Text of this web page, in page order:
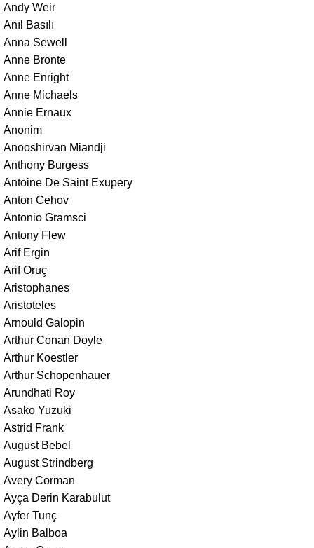
Andy Weir
Anıl Basılı
Anna Sewell
Anne Bronte
Anne Enright
Anne Michaels
Annie Ernaux
Anonim
Anooshirvan Miandji
Anthony Burgess
Antoine De Saint Exupery
Anton Cehov
Antonio Gramsci
Antony Flew
Arif Ergin
Arif Oruç
Aristophanes
Aristoteles
Arnould Galopin
Arthur Conan Doyle
Arthur Koestler
Arthur Schopenhauer
Arundhati Roy
Asako Yuzuki
Astrid Frank
August Bebel
August Strindberg
Avery Corman
Ayça Derin Karabulut
Ayfer Tunç
Aylin Balboa